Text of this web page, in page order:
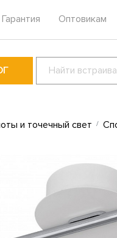
Гарантия Оптовикам
и точечный свет